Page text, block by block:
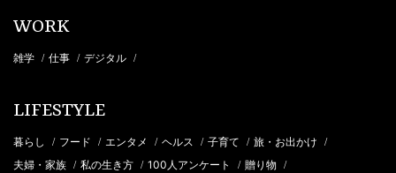
WORK
雑学 / 仕事 / デジタル /
LIFESTYLE
暮らし / フード / エンタメ / ヘルス / 子育て / 旅・お出かけ /
夫婦・家族 / 私の生き方 / 100人アンケート / 贈り物 /